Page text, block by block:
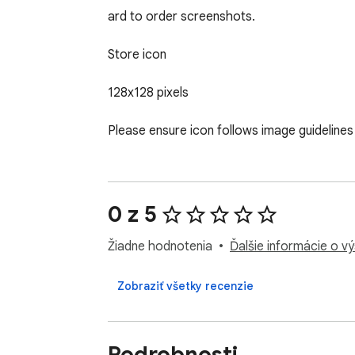
ard to order screenshots.
Store icon
128x128 pixels
Please ensure icon follows image guidelines
0 z 5
Žiadne hodnotenia Ďalšie informácie o
Zobraziť všetky recenzie